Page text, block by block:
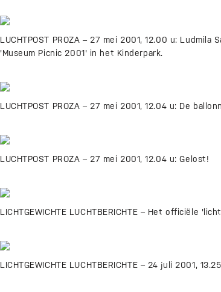
LUCHTPOST PROZA – 27 mei 2001, 12.00 u:
'Museum Picnic 2001' in het Kinderpark.
LUCHTPOST PROZA – 27 mei 2001, 12.04 u: De
LUCHTPOST PROZA – 27 mei 2001, 12.04 u: Gelost!
LICHTGEWICHTE LUCHTBERICHTE – Het officiële
LICHTGEWICHTE LUCHTBERICHTE – 24 juli 2001,